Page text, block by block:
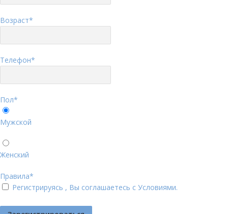
Возраст*
Телефон*
Пол*
Мужской
Женский
Правила*
Регистрируясь , Вы соглашаетесь с Условиями.